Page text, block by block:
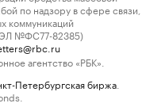
по надзору в сфере связи,
коммуникаций
ЭЛ №ФС77-82385)
агентство «РБК».
Петербургская биржа